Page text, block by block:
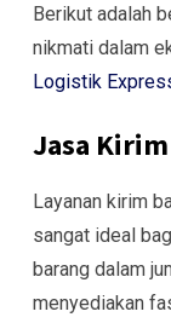
Berikut adalah
nikmati dalam
Logistik
Jasa
Layanan kirim
sangat ideal
barang dalam
menyediakan